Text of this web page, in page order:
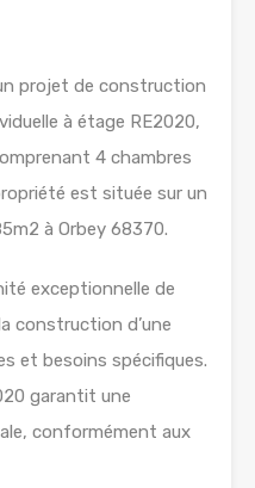
projet de construction
à étage RE2020,
4 chambres
est située sur un
à Orbey 68370.
exceptionnelle de
construction d’une
et besoins spécifiques.
garantit une
conformément aux